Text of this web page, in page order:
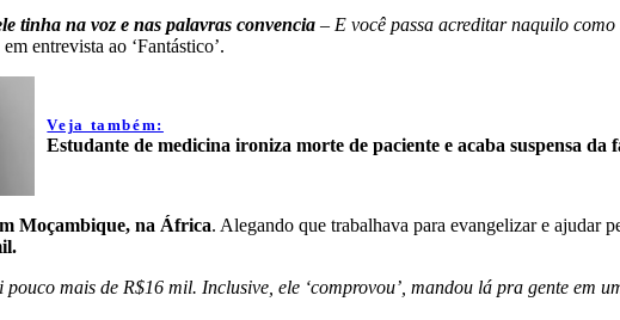
tinha na voz e nas palavras convencia – E você passa acreditar naquilo
entrevista ao ‘Fantástico’.
Veja também:
Estudante de medicina ironiza morte de paciente e acaba suspensa da
Moçambique, na África. Alegando que trabalhava para evangelizar e ajudar
mais de R$16 mil. Inclusive, ele ‘comprovou’, mandou lá pra gente em